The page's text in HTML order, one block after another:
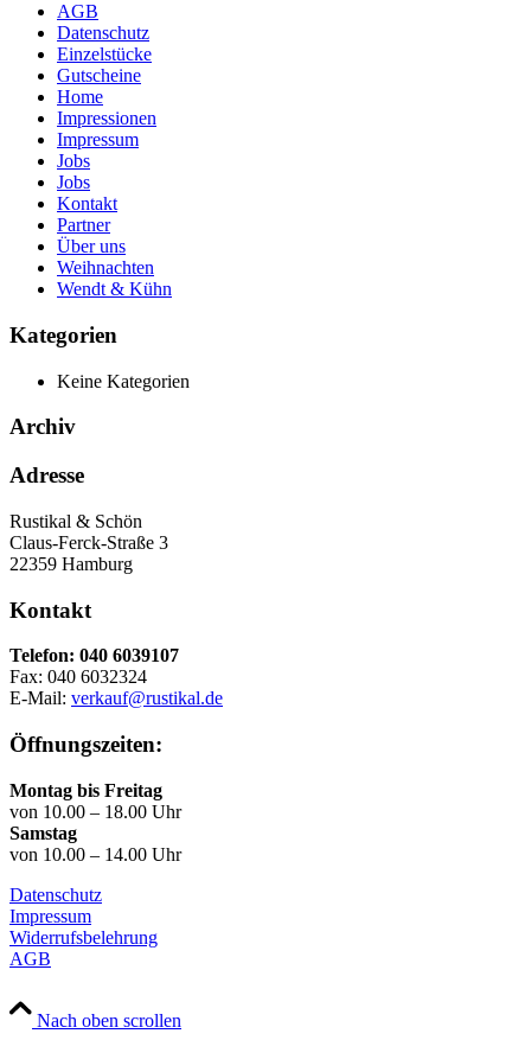
AGB
Datenschutz
Einzelstücke
Gutscheine
Home
Impressionen
Impressum
Jobs
Jobs
Kontakt
Partner
Über uns
Weihnachten
Wendt & Kühn
Kategorien
Keine Kategorien
Archiv
Adresse
Rustikal & Schön
Claus-Ferck-Straße 3
22359 Hamburg
Kontakt
Telefon: 040 6039107
Fax: 040 6032324
E-Mail: verkauf@rustikal.de
Öffnungszeiten:
Montag bis Freitag
von 10.00 – 18.00 Uhr
Samstag
von 10.00 – 14.00 Uhr
Datenschutz
Impressum
Widerrufsbelehrung
AGB
Nach oben scrollen